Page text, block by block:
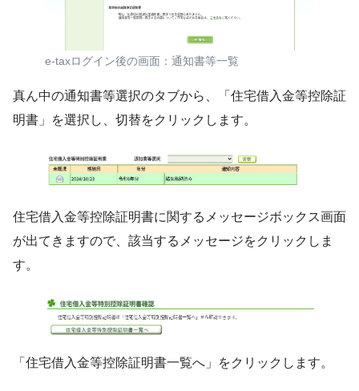
e-taxログイン後の画面：通知書等一覧
真ん中の通知書等選択のタブから、「住宅借入金等控除証
明書」を選択し、切替をクリックします。
住宅借入金等控除証明書に関するメッセージボックス画面
が出てきますので、該当するメッセージをクリックしま
す。
「住宅借入金等控除証明書一覧へ」をクリックします。